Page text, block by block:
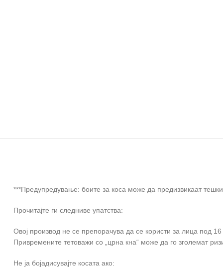
***Предупредување: боите за коса може да предизвикаат тешки
Прочитајте ги следниве упатства:
Овој производ не се препорачува да се користи за лица под 16
Привремените тетоважи со „црна кна“ може да го зголемат
Не ја бојадисувајте косата ако: